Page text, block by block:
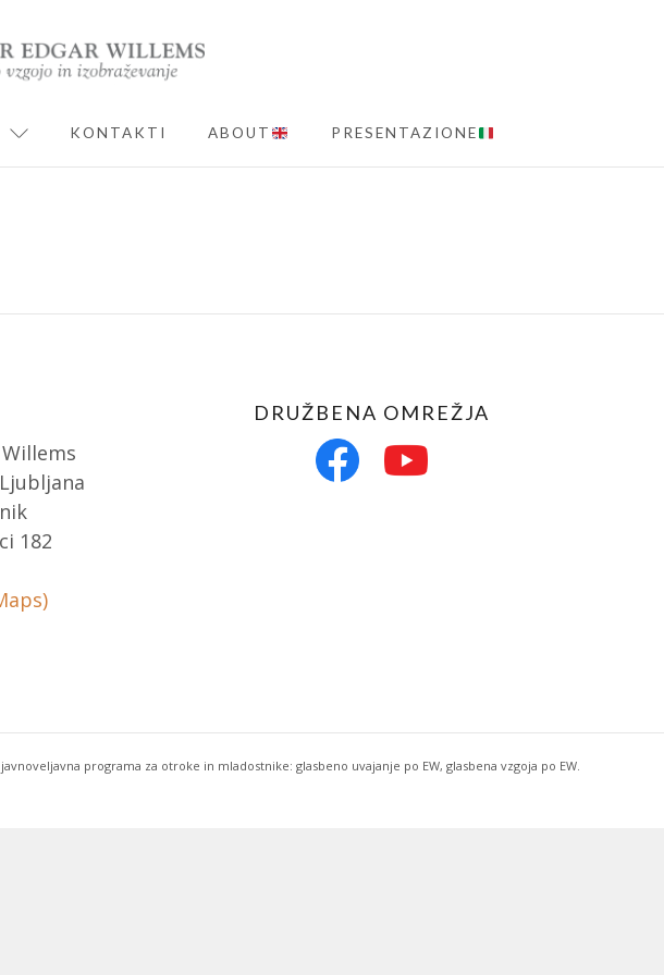
EXPAND CHILD MENU
KONTAKTI ABOUT PRESENTAZIONE
182
DRUŽBENA OMREŽJA
programa za otroke in mladostnike: glasbeno uvajanje po EW, glasbena vzgoja po EW.